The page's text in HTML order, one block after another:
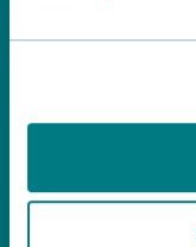
Möchten Sie
Dann nehmen